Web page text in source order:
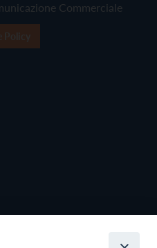
Commerciale